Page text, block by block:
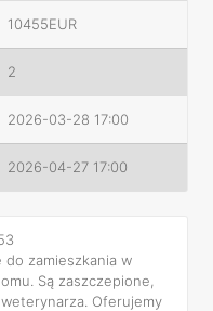
10455EUR
2
2026-03-28 17:00
2026-04-27 17:00
zamieszkania w
Są zaszczepione,
Oferujemy